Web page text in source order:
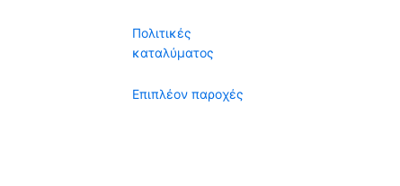
Πολιτικές
καταλύματος
Επιπλέον παροχές